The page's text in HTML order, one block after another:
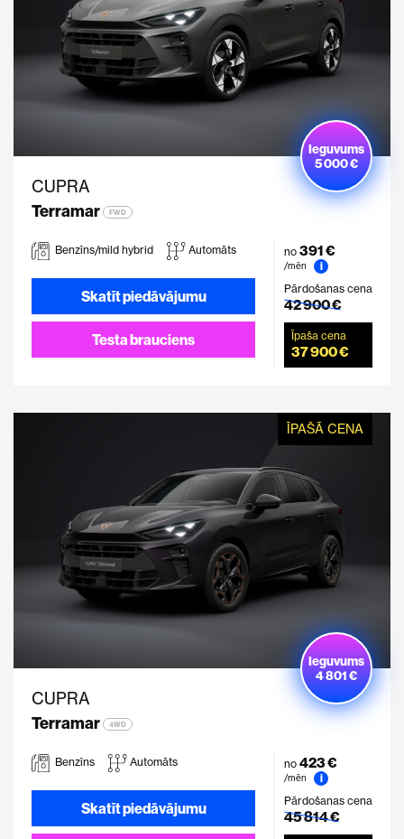
CUPRA
Terramar
FWD
Ieguvums
5 000 €
Benzīns/mild hybrid Automāts
Skatīt piedāvājumu
Testa brauciens
no 391 €
/mēn
i
Pārdošanas cena
42 900 €
Īpaša cena
37 900 €
ĪPAŠĀ CENA
CUPRA
Terramar
4WD
Ieguvums
4 801 €
Benzīns Automāts
Skatīt piedāvājumu
no 423 €
/mēn
i
Pārdošanas cena
45 814 €